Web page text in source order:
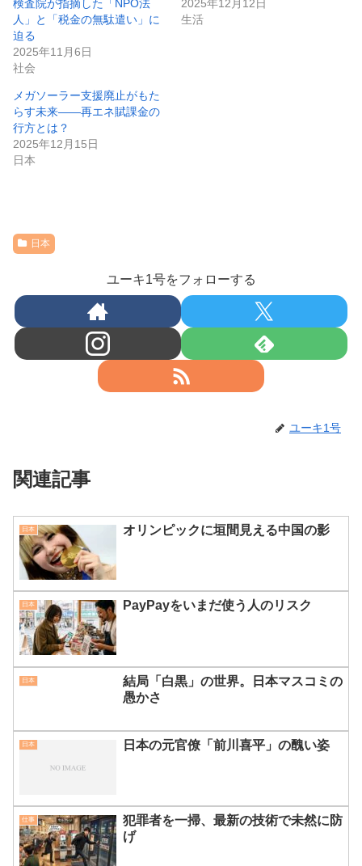
検査院が指摘した「NPO法
人」と「税金の無駄遣い」に
迫る
2025年11月6日
社会
2025年12月12日
生活
メガソーラー支援廃止がもた
らす未来――再エネ賦課金の
行方とは？
2025年12月15日
日本
日本
ユーキ1号をフォローする
ユーキ1号
関連記事
日本 オリンピックに垣間見える中国の影
日本 PayPayをいまだ使う人のリスク
日本
結局「白黒」の世界。日本マスコミの
愚かさ
日本 日本の元官僚「前川喜平」の醜い姿
仕事
犯罪者を一掃、最新の技術で未然に防
げ